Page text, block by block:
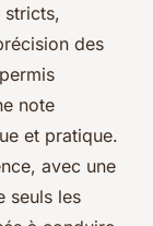
stricts,
des
note
et pratique.
avec une
seuls les